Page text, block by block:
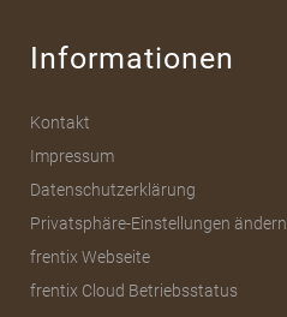
Informationen
Kontakt
Impressum
Datenschutzerklärung
Privatsphäre-Einstellungen ändern
frentix Webseite
frentix Cloud Betriebsstatus